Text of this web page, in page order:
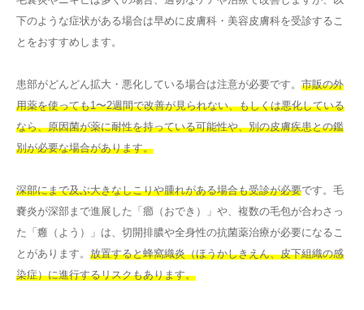
下のような症状がある場合は早めに皮膚科・美容皮膚科を受診するこ
とをおすすめします。
患部がどんどん拡大・悪化している場合は注意が必要です。 市販の外
用薬を使っても1〜2週間で改善が見られない、もしくは悪化している
なら、原因菌が薬に耐性を持っている可能性や、別の皮膚疾患との鑑
別が必要な場合があります。
深部にまで及ぶ大きなしこりや腫れがある場合も受診が必要です。毛
嚢炎が深部まで進展した「癤（おでき）」や、複数の毛包が合わさっ
た「癰（よう）」は、切開排膿や全身性の抗菌薬治療が必要になるこ
とがあります。 放置すると蜂窩織炎（ほうかしきえん、皮下組織の感
染症）に進行するリスクもあります。